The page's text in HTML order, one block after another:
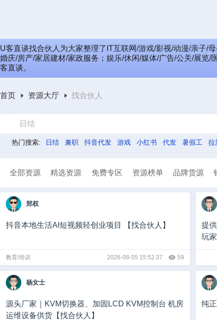
U客直谈找合伙人为大家整理了IT互联网/游戏/影视/动漫/亲子/
婚庆/房产/家居建材/家政服务；娱乐/休闲/媒体/广告/公关/展览
客直谈。
首页 资源大厅 找合伙人
日结
热门搜索: 日结 兼职 抖音代发 游戏 小红书 代发 暑假工 拉
全部资源 精选资源 免费专区 资源榜单 品牌货源
郑权
抖音本地生活AI短视频轻创业项目 【找合伙人】
教育/培训 2026-08-05 15:52:37 59
提
玩
杨女士
源头厂家｜KVM切换器、加固LCD KVM控制台 机房
运维设备供货【找合伙人】